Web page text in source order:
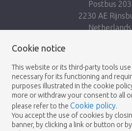
Postbus 203
2230 AE
Netherlands
© 2026 - Heemskerk Flowers
Cookie notice
This website or its third-party tools
necessary for its functioning and
purposes illustrated in the cookie
more or withdraw your consent to all
please refer to the Cookie policy.
You accept the use of cookies by
banner, by clicking a link or button or